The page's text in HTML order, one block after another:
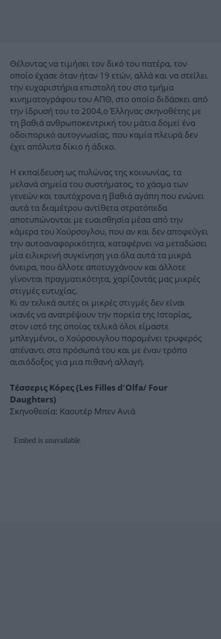
Θέλοντας να τιμήσει τον δικό του πατέρα, τον
οποίο έχασε όταν ήταν 19 ετών, αλλά και να στείλει
την ευχαριστήρια επιστολή του στο τμήμα
κινηματογράφου του ΑΠΘ, στο οποίο διδάσκει από
την ίδρυσή του το 2004,ο Έλληνας σκηνοθέτης με
τη βαθιά ανθρωποκεντρική του μάτια δομεί ένα
οδοιπορικό αυτογνωσίας, που καμία πλευρά δεν
έχει απόλυτα δίκιο ή άδικο.
Η εκπαίδευση ως πυλώνας της κοινωνίας, τα
μελανά σημεία του συστήματος, το χάσμα των
γενεών και ταυτόχρονα η βαθιά αγάπη που ενώνει
αυτά τα διαμέτρου αντίθετα στρατόπεδα
αποτυπώνονται με ευαισθησία μέσα από την
κάμερα του Χούρσογλου, που αν και δεν αποφεύγει
την αυτοαναφορικότητα, καταφέρνει να μεταδώσει
μία ειλικρινή συγκίνηση για όλα αυτά τα μικρά
όνειρα, που άλλοτε αποτυγχάνουν και άλλοτε
γίνονται πραγματικότητα, χαρίζοντάς μας μικρές
στιγμές ευτυχίας.
Κι αν τελικά αυτές οι μικρές στιγμές δεν είναι
ικανές να ανατρέψουν την πορεία της Ιστορίας,
στον ιστό της οποίας τελικά όλοι είμαστε
μπλεγμένοι, ο Χούρσουγλου παραμένει τρυφερός
απέναντι στα πρόσωπά του και με έναν τρόπο
αισιόδοξος για μια πιθανή αλλαγή.
Τέσσερις Κόρες (Les Filles d'Olfa/ Four
Daughters)
Σκηνοθεσία: Καουτέρ Μπεν Ανιά